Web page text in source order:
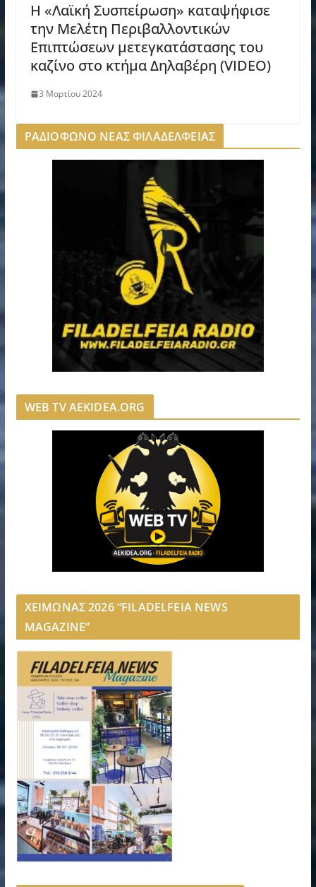
Η «Λαϊκή Συσπείρωση» καταψήφισε
την Μελέτη Περιβαλλοντικών
Επιπτώσεων μετεγκατάστασης του
καζίνο στο κτήμα Δηλαβέρη (VIDEO)
3 Μαρτίου 2024
ΡΑΔΙΟΦΩΝΟ ΝΕΑΣ ΦΙΛΑΔΕΛΦΕΙΑΣ
WEB TV AEKIDEA.ORG
ΧΕΙΜΩΝΑΣ 2026 “FILADELFEIA NEWS
MAGAZINE”